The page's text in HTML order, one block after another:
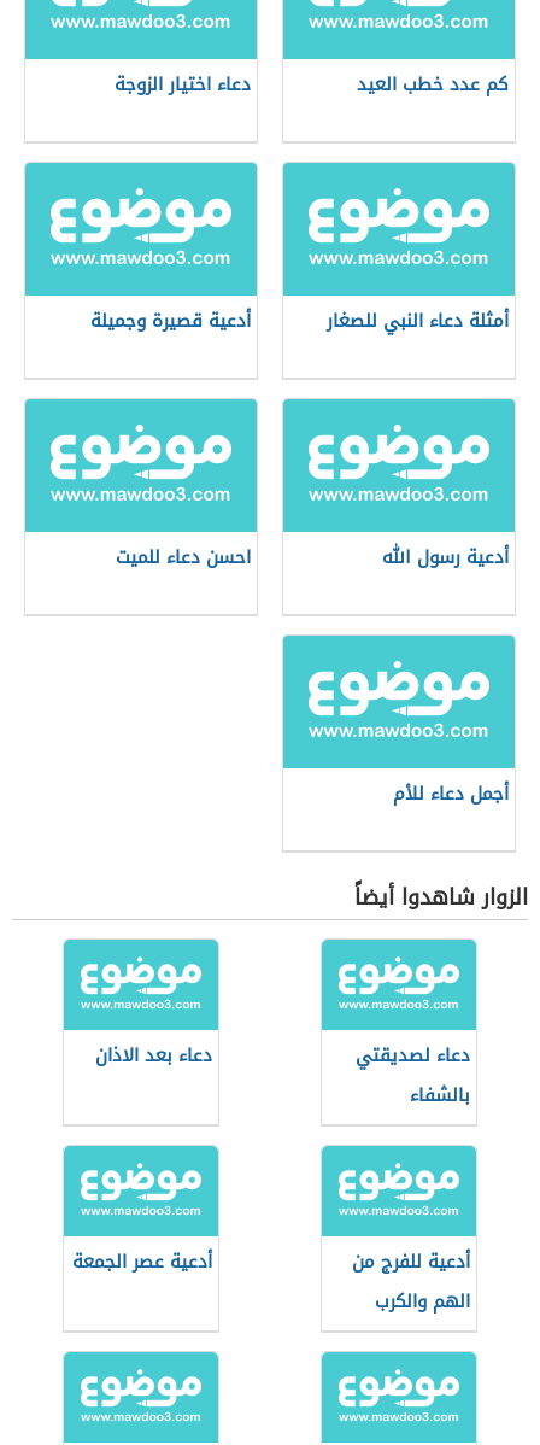
كم عدد خطب العيد دعاء اختيار الزوجة
أمثلة دعاء النبي للصغار أدعية قصيرة وجميلة
أدعية رسول الله احسن دعاء للميت
أجمل دعاء للأم
الزوار شاهدوا أيضاً
دعاء لصديقتي
بالشفاء
دعاء بعد الاذان
أدعية للفرج من
الهم والكرب
أدعية عصر الجمعة